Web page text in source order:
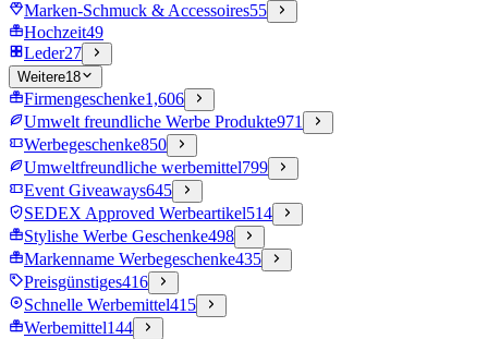
Marken-Schmuck & Accessoires55
Hochzeit49
Leder27
Weitere18
Firmengeschenke1,606
Umwelt freundliche Werbe Produkte971
Werbegeschenke850
Umweltfreundliche werbemittel799
Event Giveaways645
SEDEX Approved Werbeartikel514
Stylishe Werbe Geschenke498
Markenname Werbegeschenke435
Preisgünstiges416
Schnelle Werbemittel415
Werbemittel144